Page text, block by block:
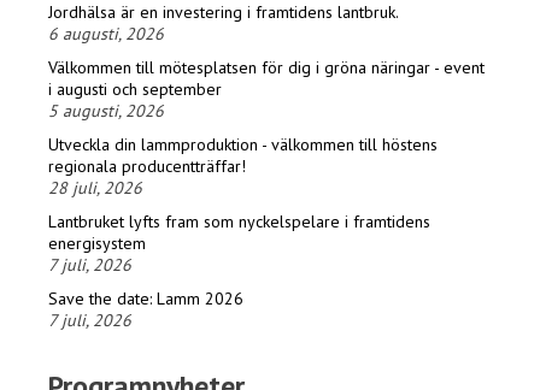
Jordhälsa är en investering i framtidens lantbruk.
6 augusti, 2026
Välkommen till mötesplatsen för dig i gröna näringar - event
i augusti och september
5 augusti, 2026
Utveckla din lammproduktion - välkommen till höstens
regionala producentträffar!
28 juli, 2026
Lantbruket lyfts fram som nyckelspelare i framtidens
energisystem
7 juli, 2026
Save the date: Lamm 2026
7 juli, 2026